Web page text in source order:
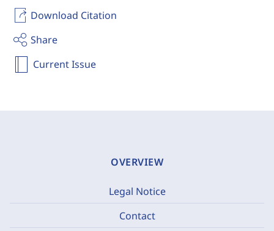
Download Citation
Share
Current Issue
OVERVIEW
Legal Notice
Contact